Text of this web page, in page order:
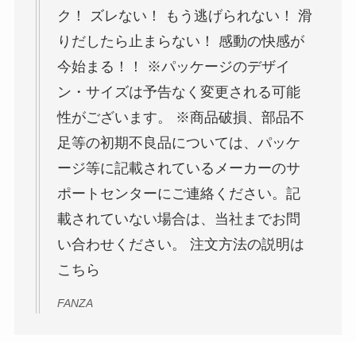
ク！ ズレない！ もう逃げられない！ 滑
りだしたら止まらない！ 感動の快感が
今始まる！！ ※パッケージのデザイ
ン・サイズは予告なく変更される可能
性がございます。 ※商品破損、部品不
足等の初期不良品については、パッケ
ージ等に記載されているメーカーのサ
ポートセンターにご連絡ください。記
載されていない場合は、当社までお問
い合わせください。 注文方法の説明は
こちら
FANZA